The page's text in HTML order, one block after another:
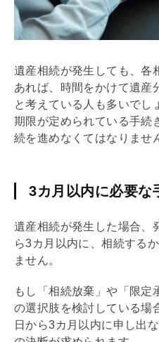
遺産相続が発生しても、各
あれば、時間をかけて遺産
と考えている人も多いでし
期限が定められている手続
続を進めなくてはなりませ
3カ月以内に必要な
遺産相続が発生した場合、
ら3カ月以内に、相続する
ません。
もし「相続放棄」や「限定
の選択肢を検討している場
日から3カ月以内に申し出